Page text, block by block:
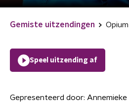
Gemiste uitzendingen Opium
Speel uitzending af
Gepresenteerd door: Annemieke